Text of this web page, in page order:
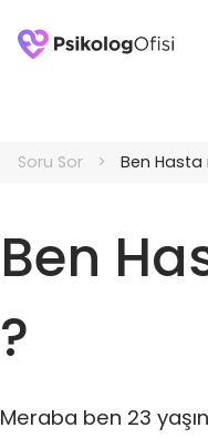
Soru Sor Ben Hasta
Ben
?
Meraba ben 23